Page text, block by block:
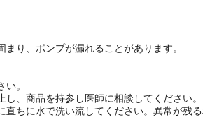
り、ポンプが漏れることがあります。
。
、商品を持参し医師に相談してください。
ちに水で洗い流してください。異常が残